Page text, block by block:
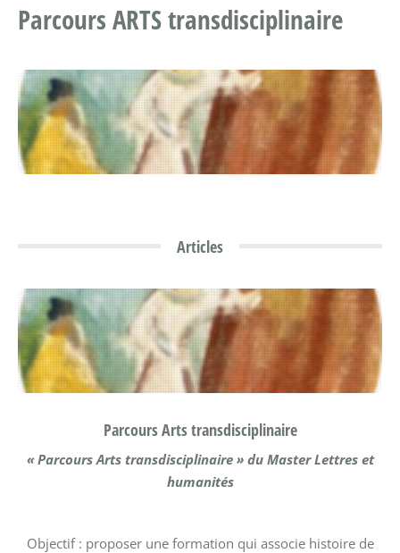
Parcours ARTS transdisciplinaire
Articles
Parcours Arts transdisciplinaire
« Parcours Arts transdisciplinaire » du Master Lettres et
humanités
Objectif : proposer une formation qui associe histoire de